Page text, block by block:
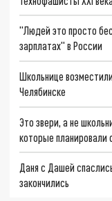
"Людей это просто
зарплатах" в России
Школьнице
Челябинске
Это звери, а не
которые планировали
Даня с Дашей
закончились